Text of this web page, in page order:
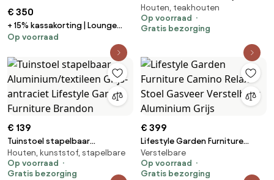
€ 350
+ 15% kassakorting | Lounge
tuinstoel | Manifesto Corsano |
Aluminium | Grijs | Kees Smit
Tuinmeubelen
Op voorraad
antraciet Lifestyle Garden
Furniture Faro
Houten, teakhouten
Op voorraad
Gratis bezorging
€ 139
Tuinstoel stapelbaar
Aluminium/textileen Grijs-
antraciet Lifestyle Garden
Furniture Brandon
Houten, kunststof, stapelbare
Op voorraad
Gratis bezorging
€ 399
Lifestyle Garden Furniture
Camino Relax Stoel Gasveer
Verstelbaar Aluminium Grijs
Verstelbare
Op voorraad
Gratis bezorging